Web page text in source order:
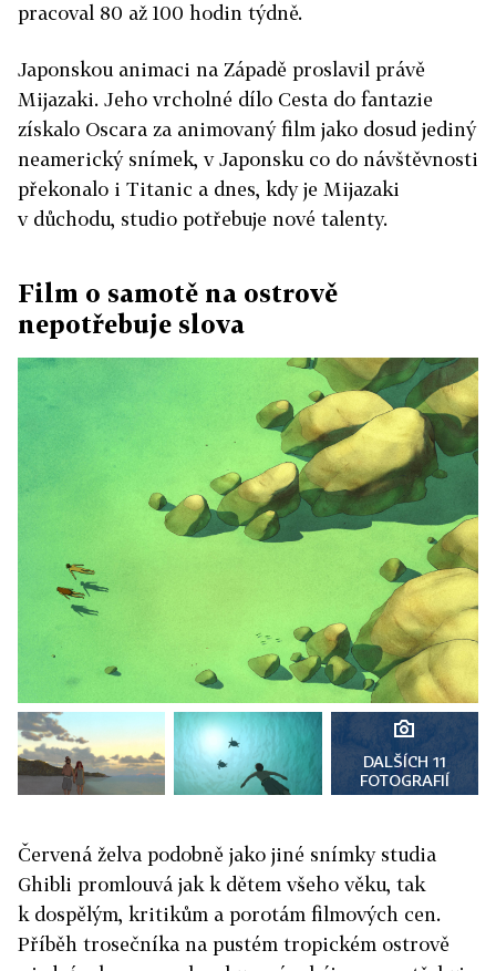
pracoval 80 až 100 hodin týdně.
Japonskou animaci na Západě proslavil právě
Mijazaki. Jeho vrcholné dílo Cesta do fantazie
získalo Oscara za animovaný film jako dosud jediný
neamerický snímek, v Japonsku co do návštěvnosti
překonalo i Titanic a dnes, kdy je Mijazaki
v důchodu, studio potřebuje nové talenty.
Film o samotě na ostrově
nepotřebuje slova
DALŠÍCH 11
FOTOGRAFIÍ
Červená želva podobně jako jiné snímky studia
Ghibli promlouvá jak k dětem všeho věku, tak
k dospělým, kritikům a porotám filmových cen.
Příběh trosečníka na pustém tropickém ostrově